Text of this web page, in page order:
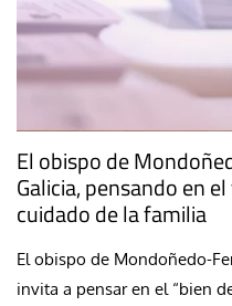
El obispo de
Galicia, pensando en
cuidado de la familia
El obispo de Mondoñedo-
invita a pensar en el “bien